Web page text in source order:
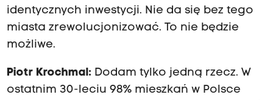
identycznych inwestycji. Nie da się bez tego
miasta zrewolucjonizować. To nie będzie
możliwe.
Piotr Krochmal: Dodam tylko jedną rzecz. W
ostatnim 30-leciu 98% mieszkań w Polsce